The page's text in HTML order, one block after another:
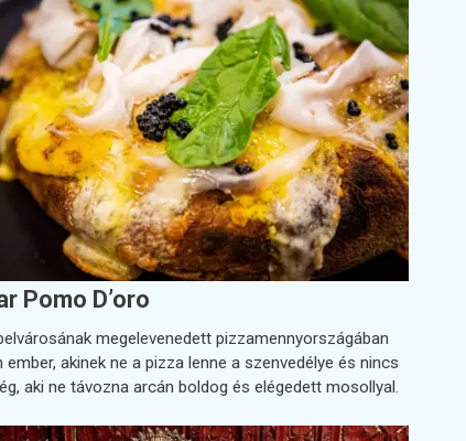
Pomo D’oro
megelevenedett pizzamennyországában
ember, akinek ne a pizza lenne a szenvedélye és nincs
aki ne távozna arcán boldog és elégedett mosollyal.